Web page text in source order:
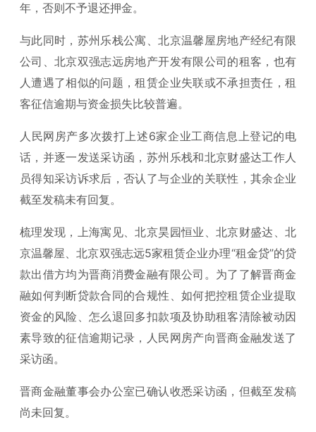
年，否则不予退还押金。
与此同时，苏州乐栈公寓、北京温馨屋房地产经纪有限
公司、北京双强志远房地产开发有限公司的租客，也有
人遭遇了相似的问题，租赁企业失联或不承担责任，租
客征信逾期与资金损失比较普遍。
人民网房产多次拨打上述6家企业工商信息上登记的电
话，并逐一发送采访函，苏州乐栈和北京财盛达工作人
员得知采访诉求后，否认了与企业的关联性，其余企业
截至发稿未有回复。
梳理发现，上海寓见、北京昊园恒业、北京财盛达、北
京温馨屋、北京双强志远5家租赁企业办理“租金贷”的贷
款出借方均为晋商消费金融有限公司。为了了解晋商金
融如何判断贷款合同的合规性、如何把控租赁企业提取
资金的风险、怎么退回多扣款项及协助租客清除被动因
素导致的征信逾期记录，人民网房产向晋商金融发送了
采访函。
晋商金融董事会办公室已确认收悉采访函，但截至发稿
尚未回复。